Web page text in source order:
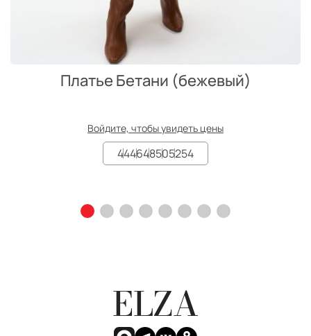
Платье Бетани (бежевый)
Войдите, чтобы увидеть цены
444648505254
ELZA